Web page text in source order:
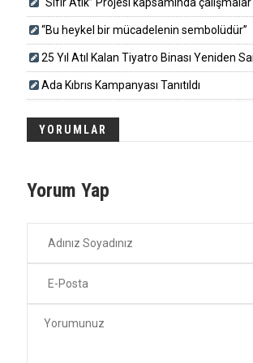
“Bu heykel bir mücadelenin sembolüdür”
25 Yıl Atıl Kalan Tiyatro Binası Yeniden
Ada Kıbrıs Kampanyası Tanıtıldı
YORUMLAR
Yorum Yap